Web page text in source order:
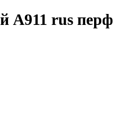
A911 rus перф